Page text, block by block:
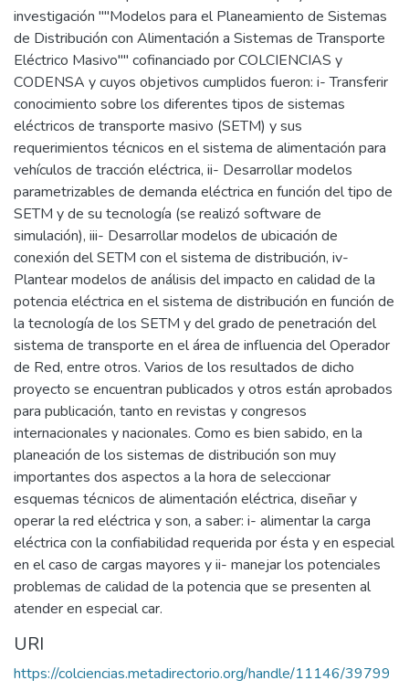
investigación ""Modelos para el Planeamiento de Sistemas
de Distribución con Alimentación a Sistemas de Transporte
Eléctrico Masivo"" cofinanciado por COLCIENCIAS y
CODENSA y cuyos objetivos cumplidos fueron: i- Transferir
conocimiento sobre los diferentes tipos de sistemas
eléctricos de transporte masivo (SETM) y sus
requerimientos técnicos en el sistema de alimentación para
vehículos de tracción eléctrica, ii- Desarrollar modelos
parametrizables de demanda eléctrica en función del tipo de
SETM y de su tecnología (se realizó software de
simulación), iii- Desarrollar modelos de ubicación de
conexión del SETM con el sistema de distribución, iv-
Plantear modelos de análisis del impacto en calidad de la
potencia eléctrica en el sistema de distribución en función de
la tecnología de los SETM y del grado de penetración del
sistema de transporte en el área de influencia del Operador
de Red, entre otros. Varios de los resultados de dicho
proyecto se encuentran publicados y otros están aprobados
para publicación, tanto en revistas y congresos
internacionales y nacionales. Como es bien sabido, en la
planeación de los sistemas de distribución son muy
importantes dos aspectos a la hora de seleccionar
esquemas técnicos de alimentación eléctrica, diseñar y
operar la red eléctrica y son, a saber: i- alimentar la carga
eléctrica con la confiabilidad requerida por ésta y en especial
en el caso de cargas mayores y ii- manejar los potenciales
problemas de calidad de la potencia que se presenten al
atender en especial car.
URI
https://colciencias.metadirectorio.org/handle/11146/39799